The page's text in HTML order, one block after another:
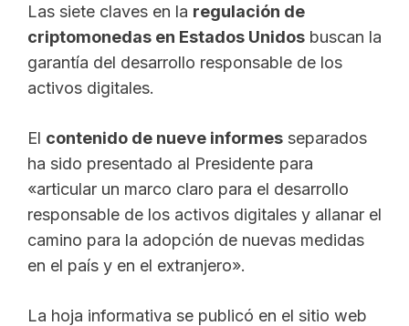
Las siete claves en la regulación de
criptomonedas en Estados Unidos buscan la
garantía del desarrollo responsable de los
activos digitales.
El contenido de nueve informes separados
ha sido presentado al Presidente para
«articular un marco claro para el desarrollo
responsable de los activos digitales y allanar el
camino para la adopción de nuevas medidas
en el país y en el extranjero».
La hoja informativa se publicó en el sitio web